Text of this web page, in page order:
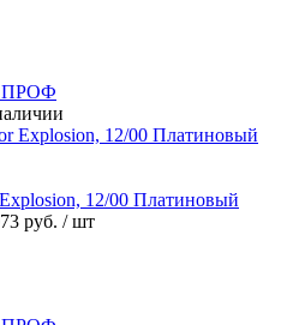
12/00 Платиновый
руб. / шт